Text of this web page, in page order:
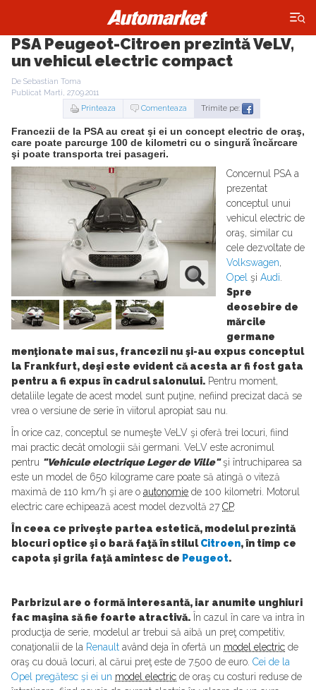
×
PSA Peugeot-Citroen prezintă VeLV,
un vehicul electric compact
De Sebastian Toma
Publicat Marti, 27.09.2011
Printeaza
Comenteaza Trimite pe:
Francezii de la PSA au creat şi ei un concept electric de oraş,
care poate parcurge 100 de kilometri cu o singură încărcare
şi poate transporta trei pasageri.
Concernul PSA a
prezentat
conceptul unui
vehicul electric de
oraş, similar cu
cele dezvoltate de
Volkswagen,
Opel şi Audi
Spre
deosebire de
mărcile
germane
menţionate mai sus, francezii nu şi-au expus conceptul
la Frankfurt, deşi este evident că acesta ar fi fost gata
pentru a fi expus în cadrul salonului. Pentru moment,
detaliile legate de acest model sunt puţine, nefiind precizat dacă se
vrea o versiune de serie în viitorul apropiat sau nu.
În orice caz, conceptul se numeşte VeLV şi oferă trei locuri, fiind
mai practic decât omologii săi germani. VeLV este acronimul
pentru "Vehicule electrique Leger de Ville"şi întruchiparea sa
este un model de 650 kilograme care poate să atingă o viteză
maximă de 110 km/h şi are o autonomie de 100 kilometri. Motorul
electric care echipează acest model dezvoltă 27 CP.
În ceea ce priveşte partea estetică, modelul prezintă
blocuri optice şi o bară faţă în stilulCitroen, în timp ce
capota şi grila faţă amintesc de Peugeot.
Parbrizul are o formă interesantă, iar anumite unghiuri
fac maşina să fie foarte atractivă. În cazul în care va intra în
producţia de serie, modelul ar trebui să aibă un preţ competitiv,
conaţionalii de la Renault având deja în ofertă un model electric de
oraş cu două locuri, al cărui preţ este de 7.500 de euro. Cei de la
Opel pregătesc şi ei un model electric de oraş cu costuri reduse de